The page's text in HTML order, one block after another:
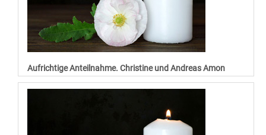
Aufrichtige Anteilnahme. Christine und Andreas Amon